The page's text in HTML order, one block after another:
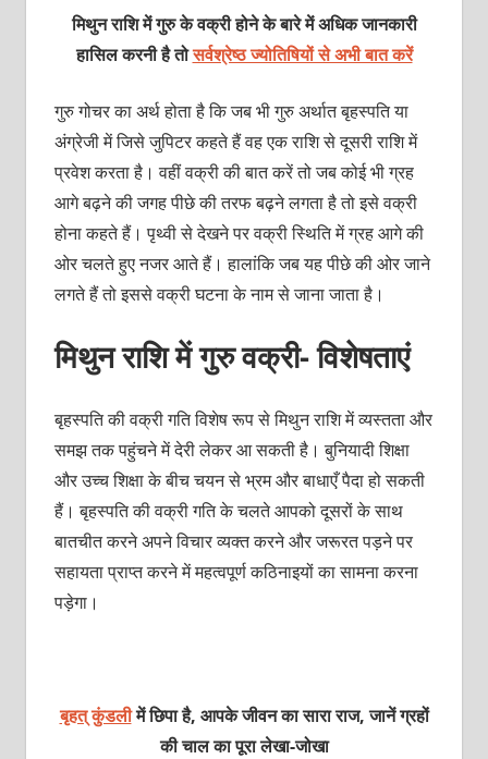
मिथुन राशि में गुरु के वक्री होने के बारे में अधिक जानकारी
हासिल करनी है तोसर्वश्रेष्ठ ज्योतिषियों से अभी बात करें
गुरु गोचर का अर्थ होता है कि जब भी गुरु अर्थात बृहस्पति या
अंग्रेजी में जिसे जुपिटर कहते हैं वह एक राशि से दूसरी राशि में
प्रवेश करता है। वहीं वक्री की बात करें तो जब कोई भी ग्रह
आगे बढ़ने की जगह पीछे की तरफ बढ़ने लगता है तो इसे वक्री
होना कहते हैं। पृथ्वी से देखने पर वक्री स्थिति में ग्रह आगे की
ओर चलते हुए नजर आते हैं। हालांकि जब यह पीछे की ओर जाने
लगते हैं तो इससे वक्री घटना के नाम से जाना जाता है।
मिथुन राशि में गुरु वक्री- विशेषताएं
बृहस्पति की वक्री गति विशेष रूप से मिथुन राशि में व्यस्तता और
समझ तक पहुंचने में देरी लेकर आ सकती है। बुनियादी शिक्षा
और उच्च शिक्षा के बीच चयन से भ्रम और बाधाएँ पैदा हो सकती
हैं। बृहस्पति की वक्री गति के चलते आपको दूसरों के साथ
बातचीत करने अपने विचार व्यक्त करने और जरूरत पड़ने पर
सहायता प्राप्त करने में महत्वपूर्ण कठिनाइयों का सामना करना
पड़ेगा।
बृहत् कुंडलीमें छिपा है, आपके जीवन का सारा राज, जानें ग्रहों
की चाल का पूरा लेखा-जोखा